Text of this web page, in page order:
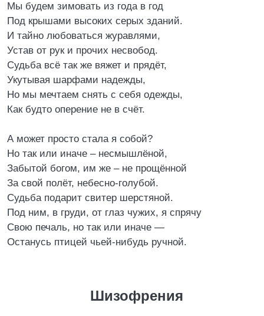
Мы будем зимовать из года в год
Под крышами высоких серых зданий.
И тайно любоваться журавлями,
Устав от рук и прочих несвобод.
Судьба всё так же вяжет и прядёт,
Укутывая шарфами надежды,
Но мы мечтаем снять с себя одежды,
Как будто оперение не в счёт.
А может просто стала я собой?
Но так или иначе – несмышлёной,
Забытой богом, им же – не прощённой
За свой полёт, небесно-голубой.
Судьба подарит свитер шерстяной.
Под ним, в груди, от глаз чужих, я спрячу
Свою печаль, но так или иначе —
Останусь птицей чьей-нибудь ручной.
Шизофрения